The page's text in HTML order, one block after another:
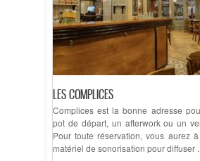
LES COMPLICES
Complices est la bonne adresse
pot de départ, un afterwork ou un
Pour toute réservation, vous aurez
matériel de sonorisation pour diffuser